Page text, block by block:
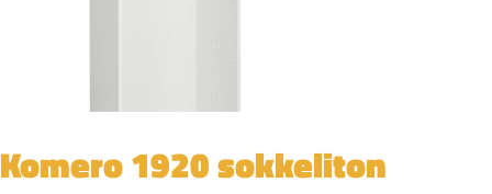
Komero 1920 sokkeliton